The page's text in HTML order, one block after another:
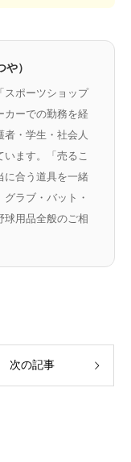
）
スポーツショップ
カーでの勤務を経
・学生・社会人
ます。「売るこ
に合う道具を一緒
ラブ・バット・
球用品全般のご相
次の記事